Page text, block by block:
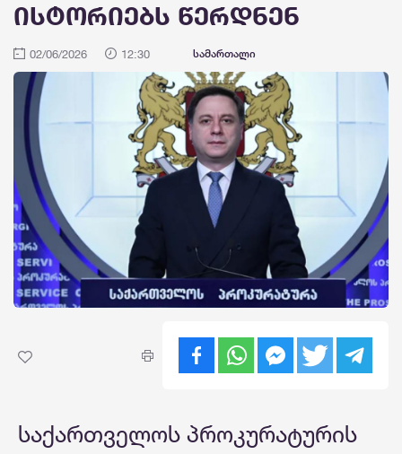
ისტორიებს წერდნენ
02/06/2026 12:30 სამართალი
საქართველოს პროკურატურის